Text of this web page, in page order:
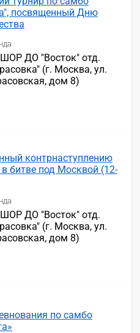
посвященный Дню
ДО "Восток" отд.
(г. Москва, ул.
дом 8)
контрнаступлению
в битве под Москвой (12-
ДО "Восток" отд.
(г. Москва, ул.
дом 8)
по самбо